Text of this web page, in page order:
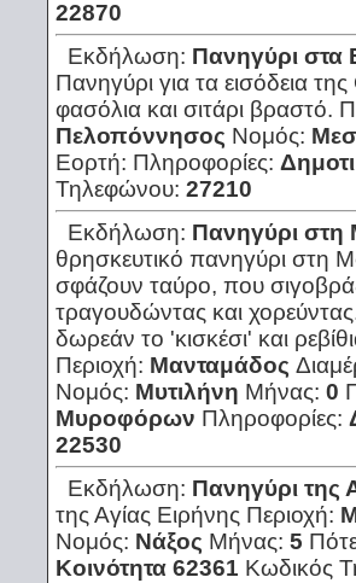
22870
Εκδήλωση: Πανηγύρι στα
Πανηγύρι για τα εισόδεια
φασόλια και σιτάρι βραστό.
Πελοπόννησος Νομός:
Εορτή: Πληροφορίες:
Τηλεφώνου: 27210
Εκδήλωση: Πανηγύρι στη
θρησκευτικό πανηγύρι στη
σφάζουν ταύρο, που
τραγουδώντας και
δωρεάν το 'κισκέσι' και
Περιοχή: Μανταμάδος
Νομός: Μυτιλήνη Μήνας: 0
Μυροφόρων Πληροφορίες:
22530
Εκδήλωση: Πανηγύρι της
της Αγίας Ειρήνης Περιοχή:
Νομός: Νάξος Μήνας: 5
Κοινότητα 62361 Κωδικός